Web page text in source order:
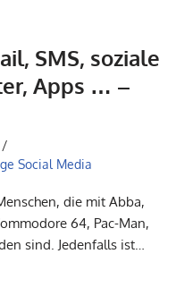
SMS, soziale
Apps … –
Social Media
die mit Abba,
64, Pac-Man,
sind. Jedenfalls ist…